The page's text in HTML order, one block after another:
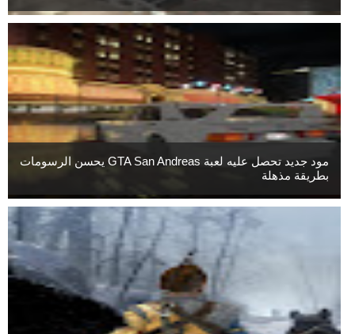
مود جديد تحصل عليه لعبة GTA San Andreas يحسن الرسومات
بطريقة مذهلة